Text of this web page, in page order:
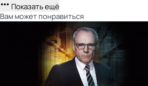
Показать ещё
Вам может понравиться